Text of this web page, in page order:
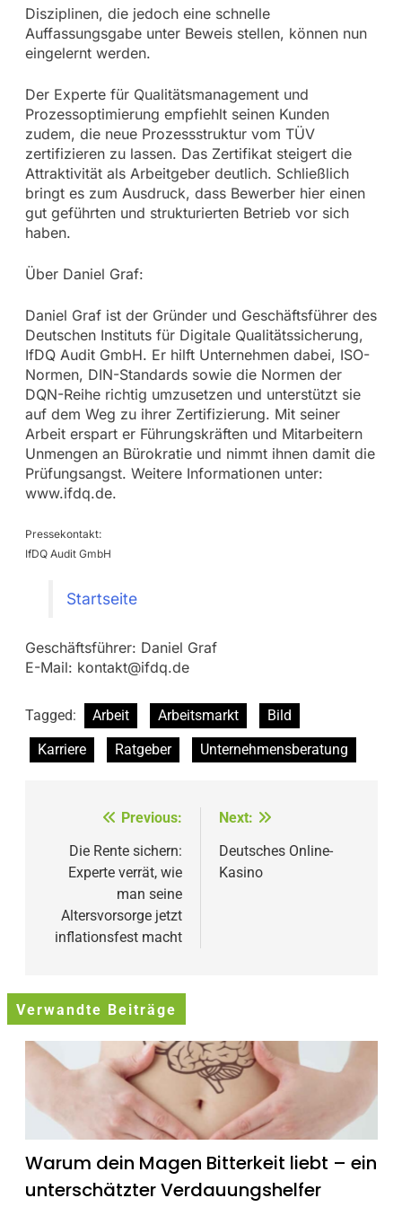
Disziplinen, die jedoch eine schnelle
Auffassungsgabe unter Beweis stellen, können nun
eingelernt werden.
Der Experte für Qualitätsmanagement und
Prozessoptimierung empfiehlt seinen Kunden
zudem, die neue Prozessstruktur vom TÜV
zertifizieren zu lassen. Das Zertifikat steigert die
Attraktivität als Arbeitgeber deutlich. Schließlich
bringt es zum Ausdruck, dass Bewerber hier einen
gut geführten und strukturierten Betrieb vor sich
haben.
Über Daniel Graf:
Daniel Graf ist der Gründer und Geschäftsführer des
Deutschen Instituts für Digitale Qualitätssicherung,
IfDQ Audit GmbH. Er hilft Unternehmen dabei, ISO-
Normen, DIN-Standards sowie die Normen der
DQN-Reihe richtig umzusetzen und unterstützt sie
auf dem Weg zu ihrer Zertifizierung. Mit seiner
Arbeit erspart er Führungskräften und Mitarbeitern
Unmengen an Bürokratie und nimmt ihnen damit die
Prüfungsangst. Weitere Informationen unter:
www.ifdq.de.
Pressekontakt:
IfDQ Audit GmbH
Startseite
Geschäftsführer: Daniel Graf
E-Mail: kontakt@ifdq.de
Tagged: Arbeit Arbeitsmarkt
Bild
Karriere
Ratgeber Unternehmensberatung
Beitragsnavigation
Previous:
Die Rente sichern:
Experte verrät, wie
man seine
Altersvorsorge jetzt
inflationsfest macht
Next:
Deutsches Online-
Kasino
Verwandte Beiträge
Warum dein Magen Bitterkeit liebt – ein
unterschätzter Verdauungshelfer